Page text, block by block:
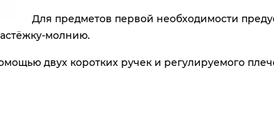
Для предметов первой необходимости
молнию.
двух коротких ручек и регулируемого